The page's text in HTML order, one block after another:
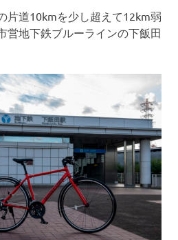
片道10kmを少し超えて12km弱
営地下鉄ブルーラインの下飯田